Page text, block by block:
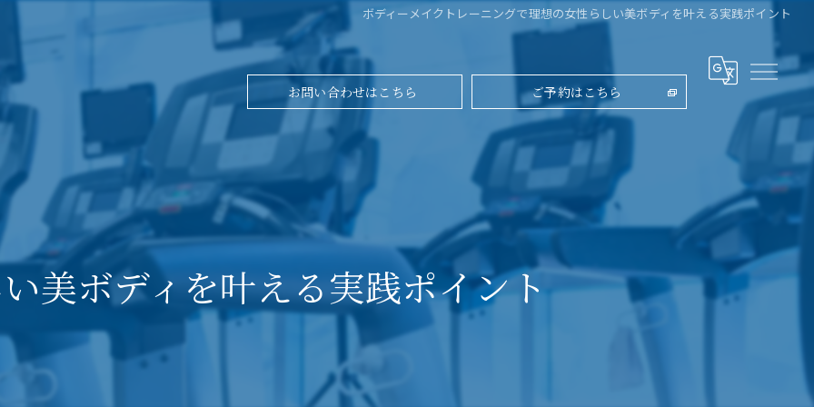
ボディーメイクトレーニングで理想の女性らしい美ボディを叶える実践ポイント
お問い合わせはこちら ご予約はこちら
美ボディを叶える実践ポイント